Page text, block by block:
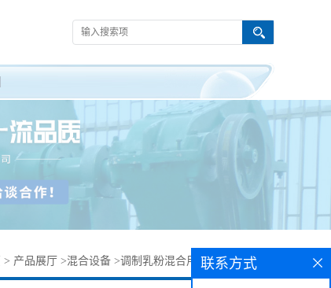
> 产品展厅 >混合设备 >调制乳粉混合用三维运动混合机
联系方式